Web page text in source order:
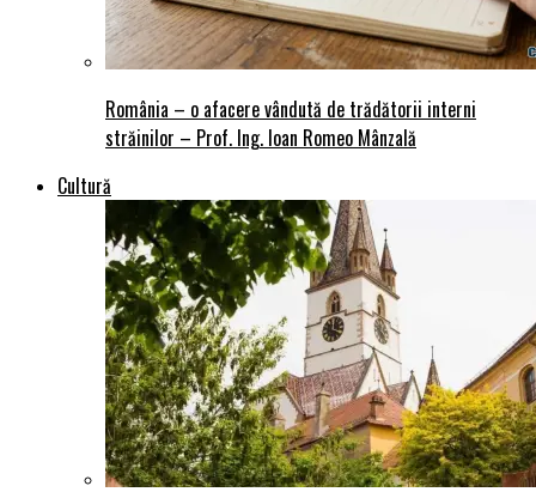
România – o afacere vândută de trădătorii interni
străinilor – Prof. Ing. Ioan Romeo Mânzală
Cultură